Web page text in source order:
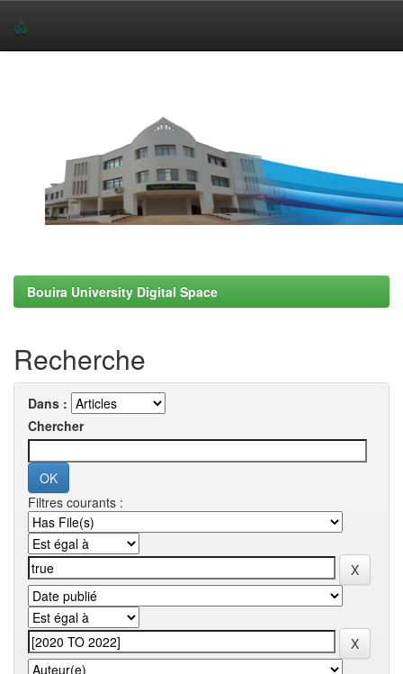
Bouira University Digital Space
Recherche
Dans :
Chercher
Filtres courants :